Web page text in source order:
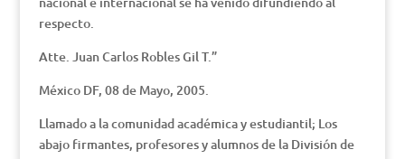
respecto.
Atte. Juan Carlos Robles Gil T.”
México DF, 08 de Mayo, 2005.
Llamado a la comunidad académica y estudiantil; Los
abajo firmantes, profesores y alumnos de la División de